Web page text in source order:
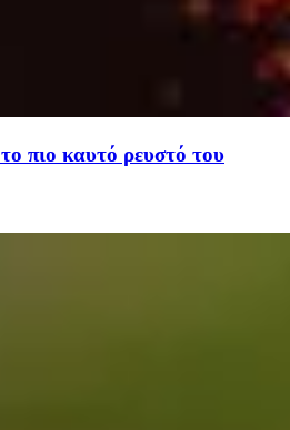
πιο καυτό ρευστό του